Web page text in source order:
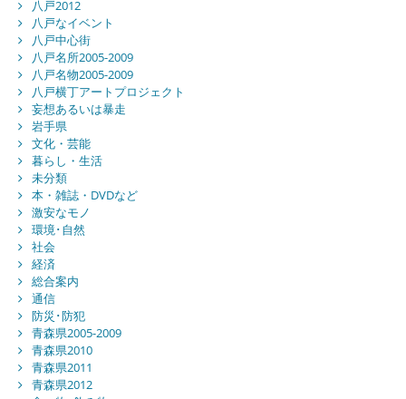
八戸2012
八戸なイベント
八戸中心街
八戸名所2005-2009
八戸名物2005-2009
八戸横丁アートプロジェクト
妄想あるいは暴走
岩手県
文化・芸能
暮らし・生活
未分類
本・雑誌・DVDなど
激安なモノ
環境･自然
社会
経済
総合案内
通信
防災･防犯
青森県2005-2009
青森県2010
青森県2011
青森県2012